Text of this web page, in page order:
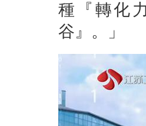
種『轉化
谷』。」